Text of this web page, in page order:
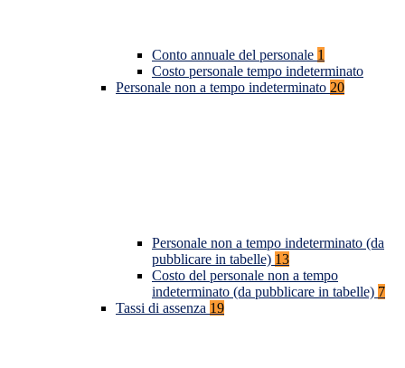
Conto annuale del personale 1
Costo personale tempo indeterminato
Personale non a tempo indeterminato 20
Personale non a tempo indeterminato (da
pubblicare in tabelle) 13
Costo del personale non a tempo
indeterminato (da pubblicare in tabelle) 7
Tassi di assenza 19